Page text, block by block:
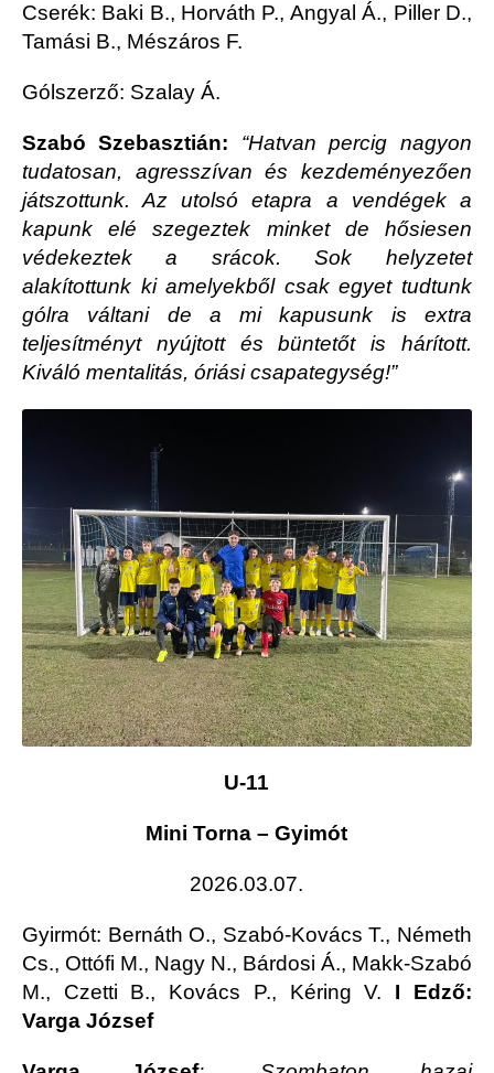
Cserék: Baki B., Horváth P., Angyal Á., Piller D.,
Tamási B., Mészáros F.
Gólszerző: Szalay Á.
Szabó Szebasztián: “Hatvan percig nagyon
tudatosan, agresszívan és kezdeményezően
játszottunk. Az utolsó etapra a vendégek a
kapunk elé szegeztek minket de hősiesen
védekeztek a srácok. Sok helyzetet
alakítottunk ki amelyekből csak egyet tudtunk
gólra váltani de a mi kapusunk is extra
teljesítményt nyújtott és büntetőt is hárított.
Kiváló mentalitás, óriási csapategység!”
U-11
Mini Torna – Gyimót
2026.03.07.
Gyirmót: Bernáth O., Szabó-Kovács T., Németh
Cs., Ottófi M., Nagy N., Bárdosi Á., Makk-Szabó
M., Czetti B., Kovács P., Kéring V. I Edző:
Varga József